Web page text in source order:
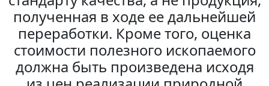
полученная в ходе ее дальнейшей
переработки. Кроме того, оценка
стоимости полезного ископаемого
должна быть произведена исходя